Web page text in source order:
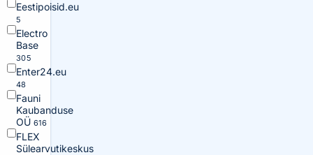
Eestipoisid.eu
5
Electro
Base
305
Enter24.eu
48
Fauni
Kaubanduse
OÜ 616
FLEX
Sülearvutikeskus